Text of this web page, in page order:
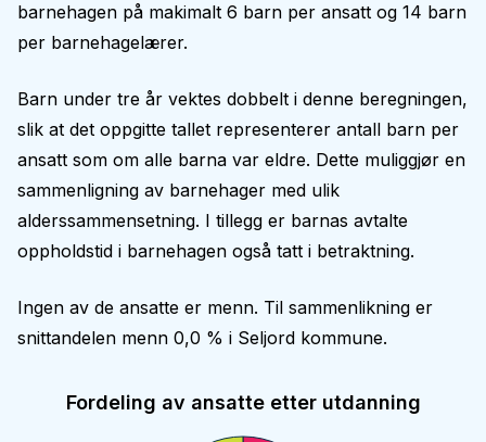
barnehagen på makimalt 6 barn per ansatt og 14 barn
per barnehagelærer.
Barn under tre år vektes dobbelt i denne beregningen,
slik at det oppgitte tallet representerer antall barn per
ansatt som om alle barna var eldre. Dette muliggjør en
sammenligning av barnehager med ulik
alderssammensetning. I tillegg er barnas avtalte
oppholdstid i barnehagen også tatt i betraktning.
Ingen av de ansatte er menn. Til sammenlikning er
snittandelen menn 0,0 % i Seljord kommune.
Fordeling av ansatte etter utdanning